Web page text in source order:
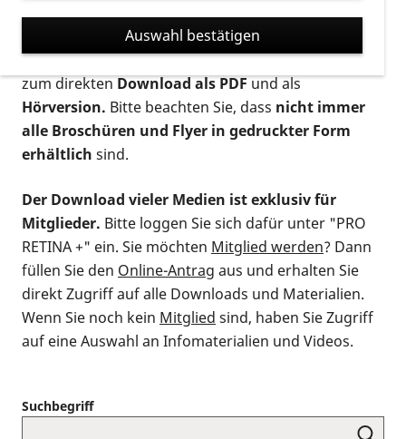
suchen. Die meisten Flyer und Broschüren werden in
verschiedenen Formaten angeboten: zur
postalischen Bestellung als gedruckte Variante
zum direktenDownload als PDFund als
Hörversion. Bitte beachten Sie, dass nicht immer
alle Broschüren und Flyer in gedruckter Form
erhältlich sind.
Der Download vieler Medien ist exklusiv für
Mitglieder. Bitte loggen Sie sich dafür unter "PRO
RETINA +" ein. Sie möchten Mitglied werden? Dann
füllen Sie den Online-Antrag aus und erhalten Sie
direkt Zugriff auf alle Downloads und Materialien.
Wenn Sie noch kein Mitglied sind, haben Sie Zugriff
auf eine Auswahl an Infomaterialien und Videos.
Suchbegriff
Auswahl bestätigen